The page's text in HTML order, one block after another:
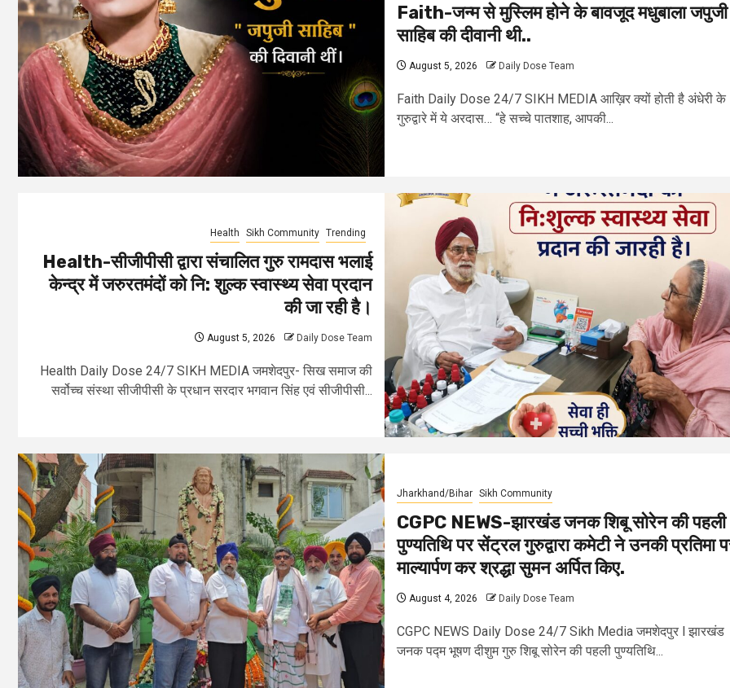
Faith-जन्म से मुस्लिम होने के बावजूद मधुबाला जपुजी
साहिब की दीवानी थी..
August 5, 2026 Daily Dose Team
Faith Daily Dose 24/7 SIKH MEDIA आख़िर क्यों होती है अंधेरी के
गुरुद्वारे में ये अरदास… “हे सच्चे पातशाह, आपकी...
Health Sikh Community Trending
Health-सीजीपीसी द्वारा संचालित गुरु रामदास भलाई
केन्द्र में जरुरतमंदों को नि: शुल्क स्वास्थ्य सेवा प्रदान
की जा रही है।
August 5, 2026 Daily Dose Team
Health Daily Dose 24/7 SIKH MEDIA जमशेदपुर- सिख समाज की
सर्वोच्च संस्था सीजीपीसी के प्रधान सरदार भगवान सिंह एवं सीजीपीसी...
Jharkhand/Bihar Sikh Community
CGPC NEWS-झारखंड जनक शिबू सोरेन की पहली
पुण्यतिथि पर सेंट्रल गुरुद्वारा कमेटी ने उनकी प्रतिमा
माल्यार्पण कर श्रद्धा सुमन अर्पित किए.
August 4, 2026 Daily Dose Team
CGPC NEWS Daily Dose 24/7 Sikh Media जमशेदपुर l झारखंड
जनक पद्म भूषण दीशुम गुरु शिबू सोरेन की पहली पुण्यतिथि...